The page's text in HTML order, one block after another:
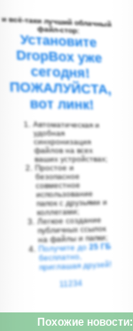
и всё-таки лучший облачный
файл-стор:
Установите
DropBox уже
сегодня!
ПОЖАЛУЙСТА,
вот линк!
Автоматическая и
удобная
синхронизация
файлов на всех
ваших устройствах;
Простое и
безопасное
совместное
использование
папок с друзьями и
коллегами;
Легкое создание
публичных ссылок
на файлы и папки;
Получите до25 ГБ
бесплатно,
приглашая друзей!
11234
Похожие новости: